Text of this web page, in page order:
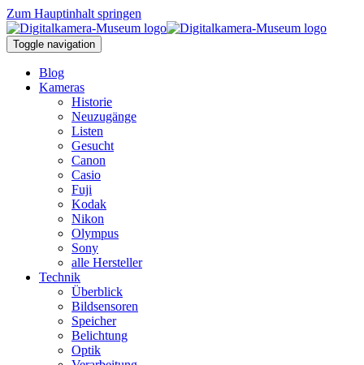
Zum Hauptinhalt springen
Toggle navigation
Blog
Kameras
Historie
Neuzugänge
Listen
Gesucht
Canon
Casio
Fuji
Kodak
Nikon
Olympus
Sony
alle Hersteller
Technik
Überblick
Bildsensoren
Speicher
Belichtung
Optik